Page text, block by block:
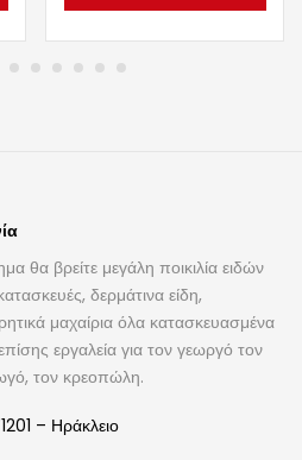
θα βρείτε μεγάλη ποικιλία ειδών
δερμάτινα είδη,
μαχαίρια όλα κατασκευασμένα
εργαλεία για τον γεωργό τον
τον κρεοπώλη.
– Ηράκλειο